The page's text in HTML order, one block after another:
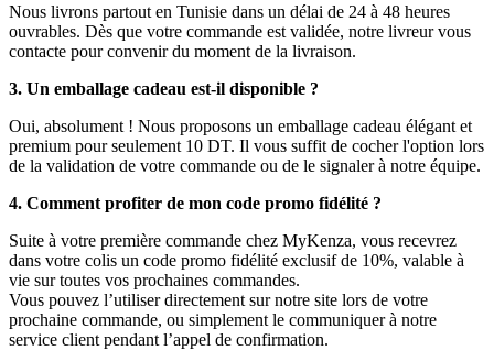
Nous livrons partout en Tunisie dans un délai de 24 à 48 heures
ouvrables. Dès que votre commande est validée, notre livreur vous
contacte pour convenir du moment de la livraison.
3. Un emballage cadeau est-il disponible ?
Oui, absolument ! Nous proposons un emballage cadeau élégant et
premium pour seulement 10 DT. Il vous suffit de cocher l'option lors
de la validation de votre commande ou de le signaler à notre équipe.
4. Comment profiter de mon code promo fidélité ?
Suite à votre première commande chez MyKenza, vous recevrez
dans votre colis un code promo fidélité exclusif de 10%, valable à
vie sur toutes vos prochaines commandes.
Vous pouvez l’utiliser directement sur notre site lors de votre
prochaine commande, ou simplement le communiquer à notre
service client pendant l’appel de confirmation.